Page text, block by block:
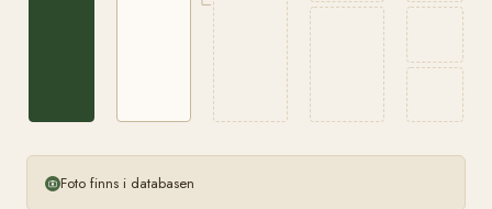
Foto finns i databasen